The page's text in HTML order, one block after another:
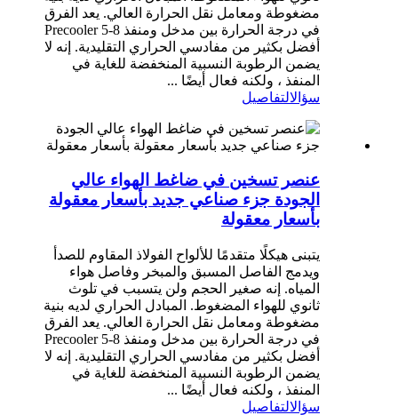
مضغوطة ومعامل نقل الحرارة العالي. يعد الفرق
في درجة الحرارة بين مدخل ومنفذ Precooler 5-8
أفضل بكثير من مفادسي الحراري التقليدية. إنه لا
يضمن الرطوبة النسبية المنخفضة للغاية في
المنفذ ، ولكنه فعال أيضًا ...
سؤالالتفاصيل
عنصر تسخين في ضاغط الهواء عالي
الجودة جزء صناعي جديد بأسعار معقولة
بأسعار معقولة
يتبنى هيكلًا متقدمًا للألواح الفولاذ المقاوم للصدأ
ويدمج الفاصل المسبق والمبخر وفاصل هواء
المياه. إنه صغير الحجم ولن يتسبب في تلوث
ثانوي للهواء المضغوط. المبادل الحراري لديه بنية
مضغوطة ومعامل نقل الحرارة العالي. يعد الفرق
في درجة الحرارة بين مدخل ومنفذ Precooler 5-8
أفضل بكثير من مفادسي الحراري التقليدية. إنه لا
يضمن الرطوبة النسبية المنخفضة للغاية في
المنفذ ، ولكنه فعال أيضًا ...
سؤالالتفاصيل